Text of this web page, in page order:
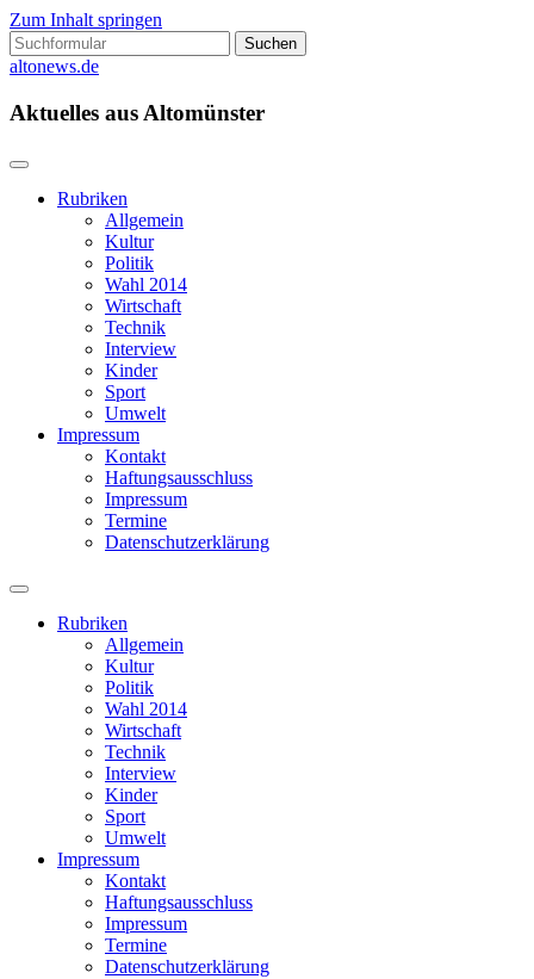
Zum Inhalt springen
Suchen
nach:
altonews.de
Aktuelles aus Altomünster
Rubriken
Allgemein
Kultur
Politik
Wahl 2014
Wirtschaft
Technik
Interview
Kinder
Sport
Umwelt
Impressum
Kontakt
Haftungsausschluss
Impressum
Termine
Datenschutzerklärung
Suchfeld
ein-/ausblenden
Rubriken
Allgemein
Kultur
Politik
Wahl 2014
Wirtschaft
Technik
Interview
Kinder
Sport
Umwelt
Impressum
Kontakt
Haftungsausschluss
Impressum
Termine
Datenschutzerklärung